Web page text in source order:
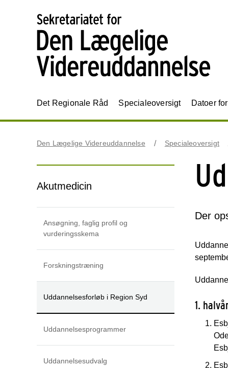
Det Regionale Råd Specialeoversigt Datoer
Den Lægelige Videreuddannelse Specialeoversigt
Akutmedicin
Ansøgning, faglig profil og
vurderingsskema
Forskningstræning
Uddannelsesforløb i Region Syd
Uddannelsesprogrammer
Uddannelsesudvalg
Der
1.